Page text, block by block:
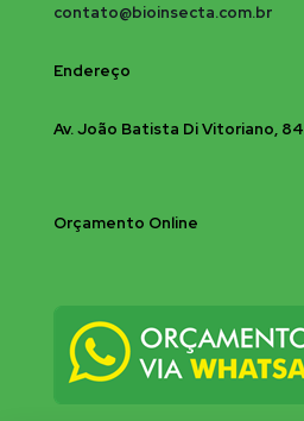
contato@bioinsecta.com.br
Endereço
Av. João Batista Di Vitoriano, 84
Orçamento Online